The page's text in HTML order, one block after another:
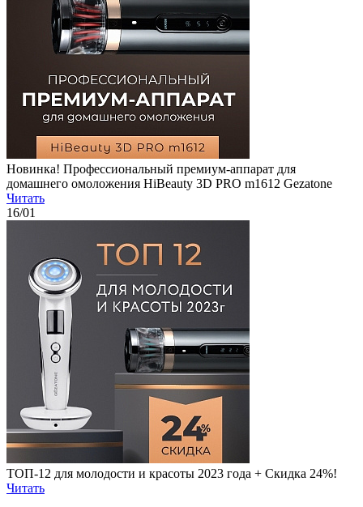
Новинка! Профессиональный премиум-аппарат для
домашнего омоложения HiBeauty 3D PRO m1612 Gezatone
Читать
16/01
ТОП-12 для молодости и красоты 2023 года + Скидка 24%!
Читать